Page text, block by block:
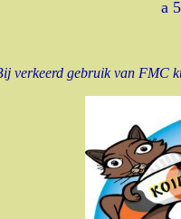
a
verkeerd gebruik van FMC